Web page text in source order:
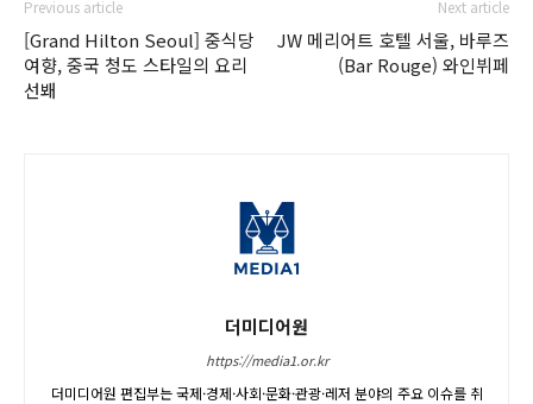
Previous article
[Grand Hilton Seoul] 중식당
여향, 중국 청도 스타일의 요리
선봬
Next article
JW 메리어트 호텔 서울, 바루즈
(Bar Rouge) 와인뷔페
더미디어원
https://media1.or.kr
더미디어원 편집부는 국제·경제·사회·문화·관광·레저 분야의 주요 이슈를 취